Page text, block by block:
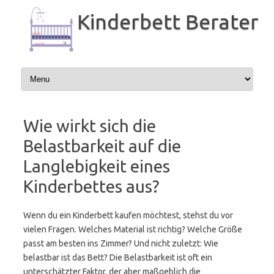
Inhalt
springen
Kinderbett Berater
Wie wirkt sich die
Belastbarkeit auf die
Langlebigkeit eines
Kinderbettes aus?
Wenn du ein Kinderbett kaufen möchtest, stehst du vor
vielen Fragen. Welches Material ist richtig? Welche Größe
passt am besten ins Zimmer? Und nicht zuletzt: Wie
belastbar ist das Bett? Die Belastbarkeit ist oft ein
unterschätzter Faktor, der aber maßgeblich die